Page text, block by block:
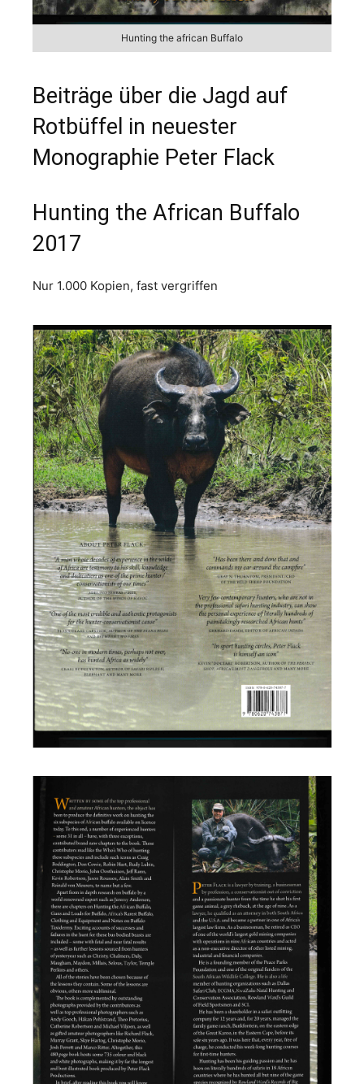
Hunting the african Buffalo
Beiträge über die Jagd auf
Rotbüffel in neuester
Monographie Peter Flack
Hunting the African Buffalo
2017
Nur 1.000 Kopien, fast vergriffen